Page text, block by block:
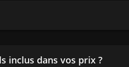
inclus dans vos prix ?